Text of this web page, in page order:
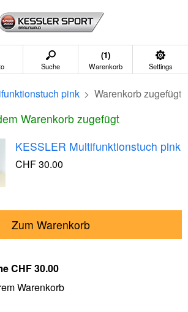
Suche
(1)
Warenkorb Settings
pink > Warenkorb zugefügt
Warenkorb zugefügt
KESSLER Multifunktionstuch pink
CHF 30.00
Zum Warenkorb
CHF 30.00
Warenkorb